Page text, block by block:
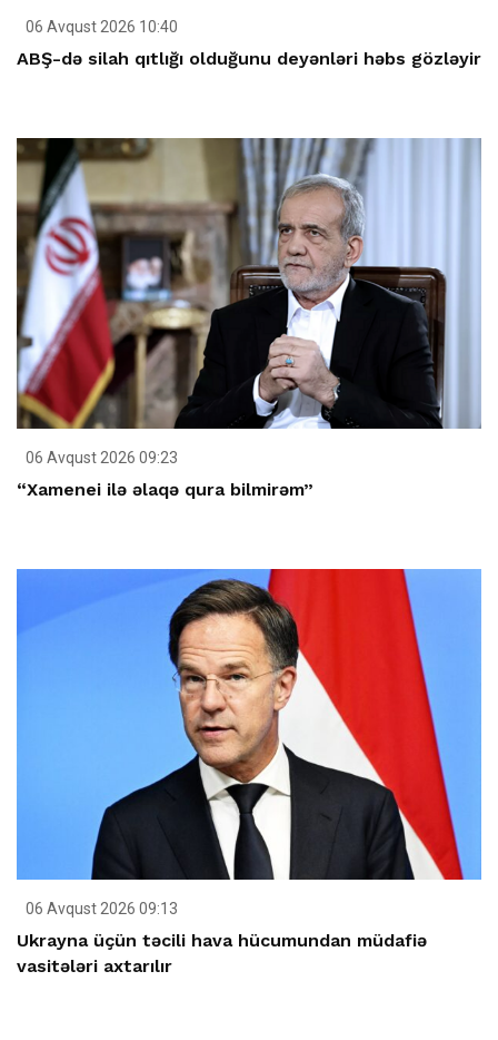
06 Avqust 2026 10:40
ABŞ-də silah qıtlığı olduğunu deyənləri həbs gözləyir
06 Avqust 2026 09:23
“Xamenei ilə əlaqə qura bilmirəm”
06 Avqust 2026 09:13
Ukrayna üçün təcili hava hücumundan müdafiə
vasitələri axtarılır